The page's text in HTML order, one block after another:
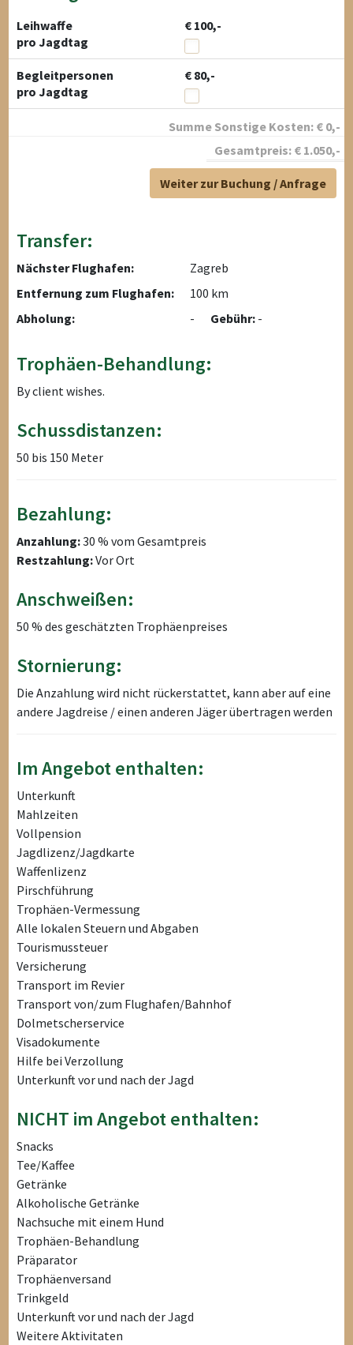
Leihwaffe
€ 100,-
pro Jagdtag
Begleitpersonen
€ 80,-
pro Jagdtag
Summe Sonstige Kosten: € 0,-
Gesamtpreis: € 1.050,-
Weiter zur Buchung / Anfrage
Transfer:
Nächster Flughafen:
Zagreb
Entfernung zum Flughafen:
100 km
Abholung:
- Gebühr: -
Trophäen-Behandlung:
By client wishes.
Schussdistanzen:
50 bis 150 Meter
Bezahlung:
Anzahlung:30 % vom Gesamtpreis
Restzahlung:Vor Ort
Anschweißen:
50 % des geschätzten Trophäenpreises
Stornierung:
Die Anzahlung wird nicht rückerstattet, kann aber auf eine
andere Jagdreise / einen anderen Jäger übertragen werden
Im Angebot enthalten:
Unterkunft
Mahlzeiten
Vollpension
Jagdlizenz/Jagdkarte
Waffenlizenz
Pirschführung
Trophäen-Vermessung
Alle lokalen Steuern und Abgaben
Tourismussteuer
Versicherung
Transport im Revier
Transport von/zum Flughafen/Bahnhof
Dolmetscherservice
Visadokumente
Hilfe bei Verzollung
Unterkunft vor und nach der Jagd
NICHT im Angebot enthalten:
Snacks
Tee/Kaffee
Getränke
Alkoholische Getränke
Nachsuche mit einem Hund
Trophäen-Behandlung
Präparator
Trophäenversand
Trinkgeld
Unterkunft vor und nach der Jagd
Weitere Aktivitaten